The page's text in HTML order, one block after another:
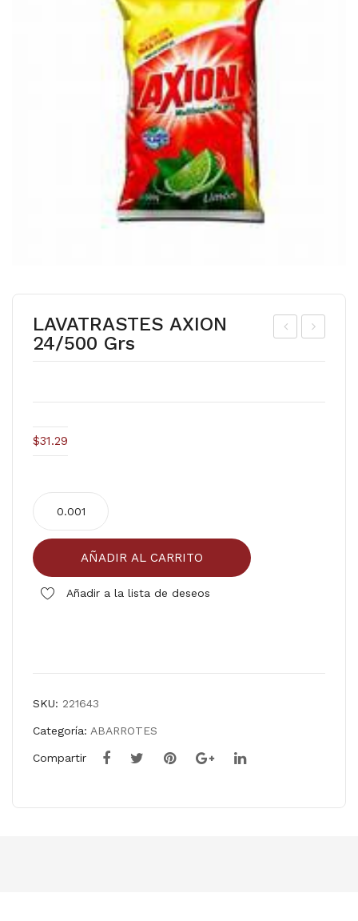
LAVATRASTES AXION
24/500 Grs
$31.29
LAVATRASTES
AXION
24/500
grs
cantidad
AÑADIR AL CARRITO
Añadir a la lista de deseos
SKU: 221643
Categoría: ABARROTES
Compartir